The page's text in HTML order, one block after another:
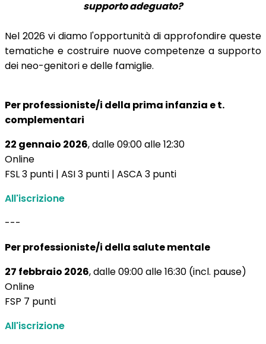
supporto adeguato?
Nel 2026 vi diamo l'opportunità di approfondire queste
tematiche e costruire nuove competenze a supporto
dei neo-genitori e delle famiglie.
Per professioniste/i della prima infanzia e t.
complementari
22 gennaio 2026, dalle 09:00 alle 12:30
Online
FSL 3 punti | ASI 3 punti | ASCA 3 punti
All'iscrizione
---
Per professioniste/i della salute mentale
27 febbraio 2026, dalle 09:00 alle 16:30 (incl. pause)
Online
FSP 7 punti
All'iscrizione